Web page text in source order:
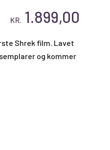
KR. 1.899,00
Shrek film. Lavet
og kommer